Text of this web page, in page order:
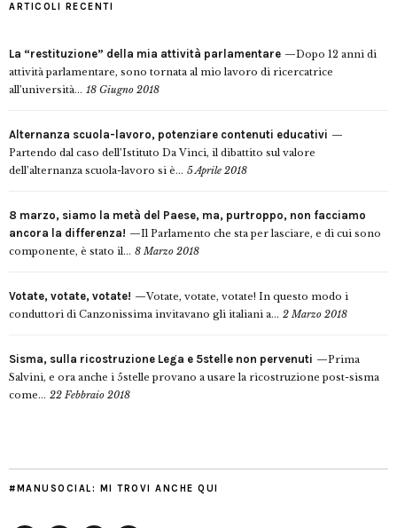
ARTICOLI RECENTI
La “restituzione” della mia attività parlamentare
Dopo 12 anni di
attività parlamentare, sono tornata al mio lavoro di ricercatrice
all’università... 18 Giugno 2018
Alternanza scuola-lavoro, potenziare contenuti educativi
Partendo dal caso dell’Istituto Da Vinci, il dibattito sul valore
dell’alternanza scuola-lavoro si è... 5 Aprile 2018
8 marzo, siamo la metà del Paese, ma, purtroppo, non facciamo
ancora la differenza!
Il Parlamento che sta per lasciare, e di cui sono
componente, è stato il... 8 Marzo 2018
Votate, votate, votate!
Votate, votate, votate! In questo modo i
conduttori di Canzonissima invitavano gli italiani a... 2 Marzo 2018
Sisma, sulla ricostruzione Lega e 5stelle non pervenuti
Prima
Salvini, e ora anche i 5stelle provano a usare la ricostruzione post-sisma
come... 22 Febbraio 2018
#MANUSOCIAL: MI TROVI ANCHE QUI